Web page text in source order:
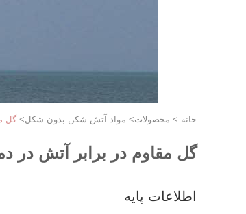
خانه > محصولات> مواد آتش شکن بدون شکل> گل
گل مقاوم در برابر آتش در
اطلاعات پایه